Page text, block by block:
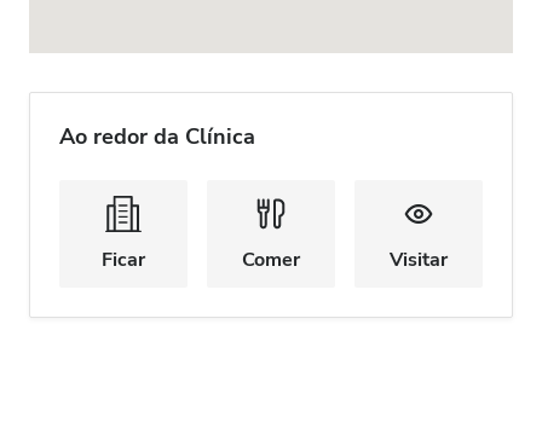
Ao redor da Clínica
Ficar Comer Visitar